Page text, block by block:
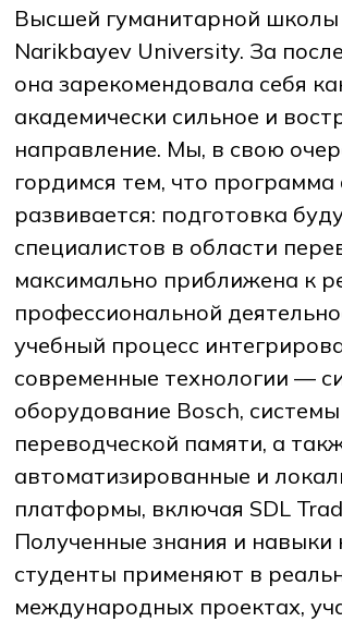
Высшей гуманитарной школы
Narikbayev University. За
она зарекомендовала себя
академически сильное и
направление. Мы, в свою
гордимся тем, что программа
развивается: подготовка
специалистов в области
максимально приближена к
профессиональной
учебный процесс
современные технологии —
оборудование Bosсh, системы
переводческой памяти, а
автоматизированные и
платформы, включая SDL
Полученные знания и навыки
студенты применяют в
международных проектах,